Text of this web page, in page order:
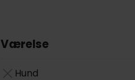
Værelse
Hund